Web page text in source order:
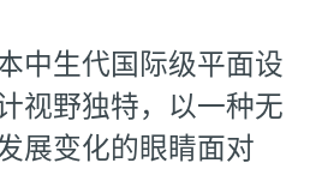
中生代国际级平面设
视野独特，以一种无
展变化的眼睛面对